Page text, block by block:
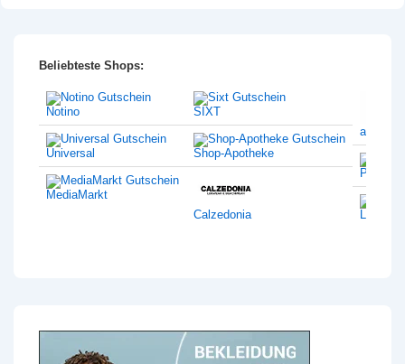
Beliebteste Shops:
Notino
Universal
MediaMarkt
SIXT
Shop-Apotheke
Calzedonia
amazon
Philips